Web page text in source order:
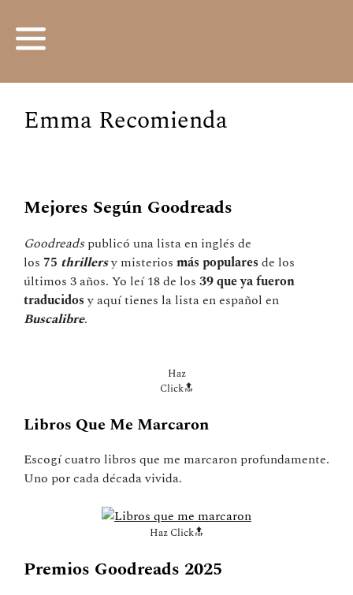
Emma Recomienda
Mejores Según Goodreads
Goodreadspublicó una lista en inglés de
los 75 thrillersy misterios más populares de los
últimos 3 años. Yo leí 18 de los 39 que ya fueron
traducidosy aquí tienes la lista en español en
Buscalibre.
Haz
Click🔝
Libros Que Me Marcaron
Escogí cuatro libros que me marcaron profundamente.
Uno por cada década vivida.
Haz Click🔝
Premios Goodreads 2025